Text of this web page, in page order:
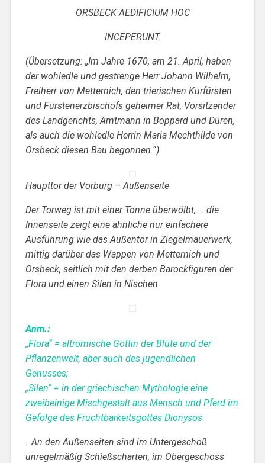
ORSBECK AEDIFICIUM HOC
INCEPERUNT.
(Übersetzung: „Im Jahre 1670, am 21. April, haben
der wohledle und gestrenge Herr Johann Wilhelm,
Freiherr von Metternich, den trierischen Kurfürsten
und Fürstenerzbischofs geheimer Rat, Vorsitzender
des Landgerichts, Amtmann in Boppard und Düren,
als auch die wohledle Herrin Maria Mechthilde von
Orsbeck diesen Bau begonnen.“)
Haupttor der Vorburg – Außenseite
Der Torweg ist mit einer Tonne überwölbt, … die
Innenseite zeigt eine ähnliche nur einfachere
Ausführung wie das Außentor in Ziegelmauerwerk,
mittig darüber das Wappen von Metternich und
Orsbeck, seitlich mit den derben Barockfiguren der
Flora und einen Silen in Nischen
Anm.:
„Flora“ = altrömische Göttin der Blüte und der
Pflanzenwelt, aber auch des jugendlichen
Genusses;
„Silen“ = in der griechischen Mythologie eine
zweibeinige Mischgestalt aus Mensch und Pferd im
Gefolge des Fruchtbarkeitsgottes Dionysos
…An den Außenseiten sind im Untergeschoß
unregelmäßig Schießscharten, im Obergeschoss